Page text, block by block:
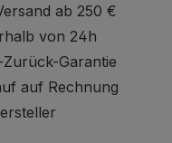
ab 250 €
von 24h
Zurück-Garantie
auf Rechnung